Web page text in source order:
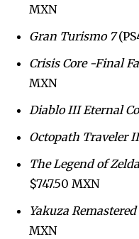
MXN
Gran Turismo 7
Crisis Core -Final
MXN
Diablo III Eternal
Octopath Traveler II
The Legend of
$747.50 MXN
Yakuza
MXN